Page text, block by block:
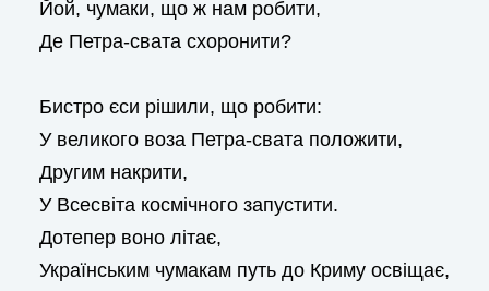
Йой, чумаки, що ж нам робити,
Де Петра-свата схоронити?
Бистро єси рішили, що робити:
У великого воза Петра-свата положити,
Другим накрити,
У Всесвіта космічного запустити.
Дотепер воно літає,
Українським чумакам путь до Криму освіщає,